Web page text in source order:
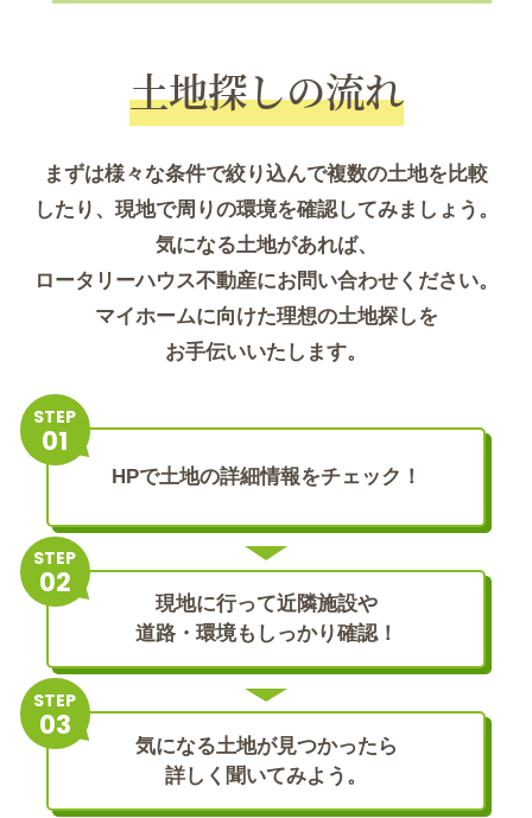
土地探しの流れ
まずは様々な条件で絞り込んで複数の土地を比較
したり、現地で周りの環境を確認してみましょう。
気になる土地があれば、
ロータリーハウス不動産にお問い合わせください。
マイホームに向けた理想の土地探しを
お手伝いいたします。
STEP
HPで土地の詳細情報をチェック！
STEP
現地に行って近隣施設や
道路・環境もしっかり確認！
STEP
気になる土地が見つかったら
詳しく聞いてみよう。